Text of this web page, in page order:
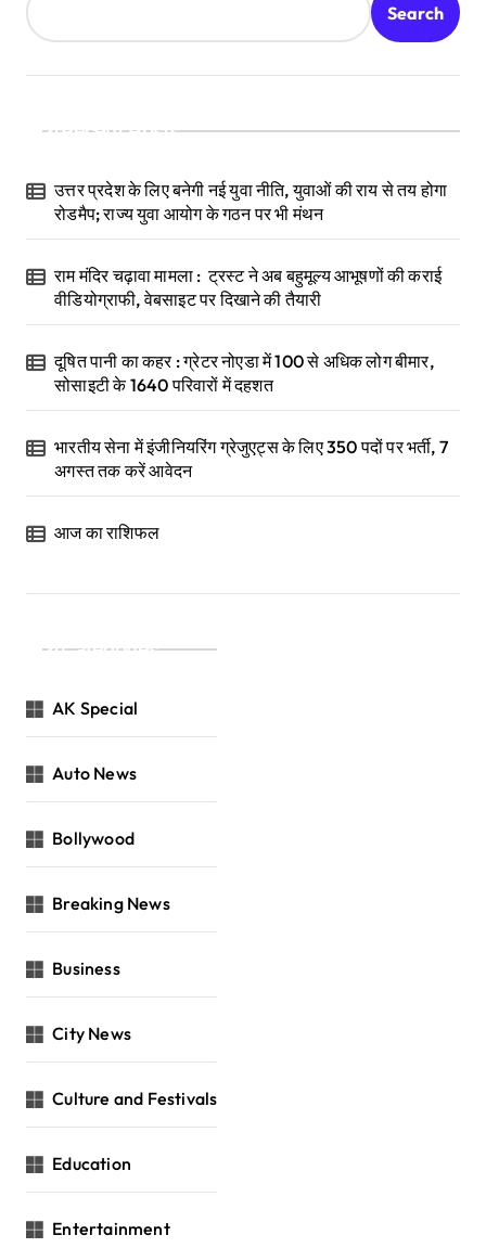
Search
Recent Posts
उत्तर प्रदेश के लिए बनेगी नई युवा नीति, युवाओं की राय से तय होगा
रोडमैप; राज्य युवा आयोग के गठन पर भी मंथन
राम मंदिर चढ़ावा मामला : ट्रस्ट ने अब बहुमूल्य आभूषणों की कराई
वीडियोग्राफी, वेबसाइट पर दिखाने की तैयारी
दूषित पानी का कहर : ग्रेटर नोएडा में 100 से अधिक लोग बीमार,
सोसाइटी के 1640 परिवारों में दहशत
भारतीय सेना में इंजीनियरिंग ग्रेजुएट्स के लिए 350 पदों पर भर्ती, 7
अगस्त तक करें आवेदन
आज का राशिफल
Categories
AK Special
Auto News
Bollywood
Breaking News
Business
City News
Culture and Festivals
Education
Entertainment